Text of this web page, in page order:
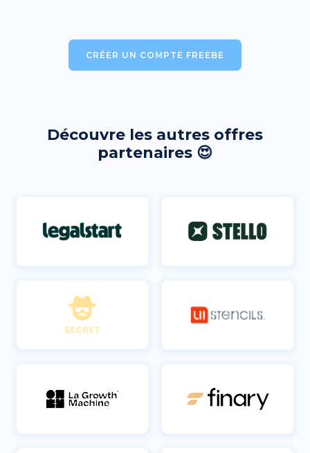
CRÉER UN COMPTE FREEBE
Découvre les autres offres
partenaires 😍